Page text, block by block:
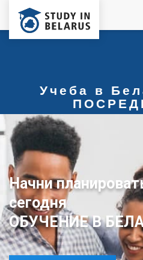
Учеба в
Начни
сегодня
ОБУЧЕНИЕ В